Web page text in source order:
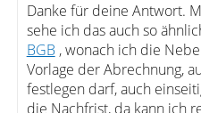
Danke für deine Antwort.
sehe ich das auch so
BGB, wonach ich die
Vorlage der Abrechnung,
festlegen darf, auch
die Nachfrist, da kann ich